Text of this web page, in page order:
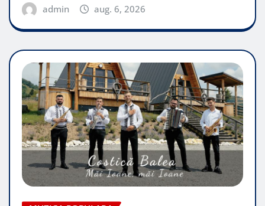
admin aug. 6, 2026